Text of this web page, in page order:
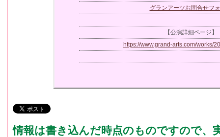
グランアーツお問合せフ
【公演詳細ページ】
https://www.grand-arts.com/works/
情報は書き込んだ時点のものですので、